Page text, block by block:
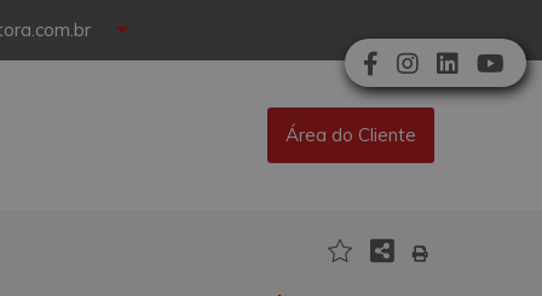
Área do Cliente